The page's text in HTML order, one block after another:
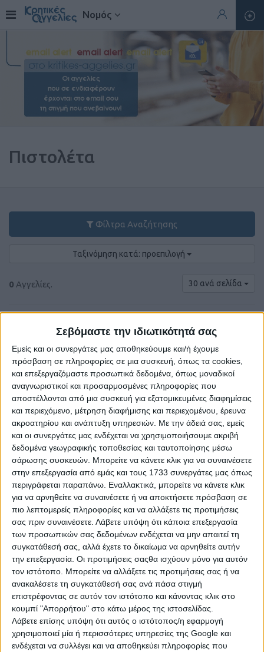
Σεβόμαστε την ιδιωτικότητά σας
Εμείς και οι συνεργάτες μας αποθηκεύουμε και/ή έχουμε
πρόσβαση σε πληροφορίες σε μια συσκευή, όπως τα cookies,
και επεξεργαζόμαστε προσωπικά δεδομένα, όπως μοναδικοί
αναγνωριστικοί και προσαρμοσμένες πληροφορίες που
αποστέλλονται από μια συσκευή για εξατομικευμένες διαφημίσεις
και περιεχόμενο, μέτρηση διαφήμισης και περιεχομένου, έρευνα
ακροατηρίου και ανάπτυξη υπηρεσιών. Με την άδειά σας, εμείς
και οι συνεργάτες μας ενδέχεται να χρησιμοποιήσουμε ακριβή
δεδομένα γεωγραφικής τοποθεσίας και ταυτοποίησης μέσω
σάρωσης συσκευών. Μπορείτε να κάνετε κλικ για να συναινέσετε
στην επεξεργασία από εμάς και τους 1733 συνεργάτες μας όπως
περιγράφεται παραπάνω. Εναλλακτικά, μπορείτε να κάνετε κλικ
για να αρνηθείτε να συναινέσετε ή να αποκτήσετε πρόσβαση σε
πιο λεπτομερείς πληροφορίες και να αλλάξετε τις προτιμήσεις
σας πριν συναινέσετε. Λάβετε υπόψη ότι κάποια επεξεργασία
των προσωπικών σας δεδομένων ενδέχεται να μην απαιτεί τη
συγκατάθεσή σας, αλλά έχετε το δικαίωμα να αρνηθείτε αυτήν
την επεξεργασία. Οι προτιμήσεις σαςθα ισχύουν μόνο για αυτόν
τον ιστότοπο. Μπορείτε να αλλάξετε τις προτιμήσεις σας ή να
ανακαλέσετε τη συγκατάθεσή σας ανά πάσα στιγμή
επιστρέφοντας σε αυτόν τον ιστότοπο και κάνοντας κλικ στο
κουμπί "Απορρήτου" στο κάτω μέρος της ιστοσελίδας.
Λάβετε επίσης υπόψη ότι αυτός ο ιστότοπος/η εφαρμογή
χρησιμοποιεί μία ή περισσότερες υπηρεσίες της Google και
ενδέχεται να συλλέγει και να αποθηκεύει πληροφορίες που
Νομός
Πιστολέτα
Φίλτρα Αναζήτησης
Ταξινόμηση κατά: προεπιλογή
0 Αγγελίες. 30 ανά σελίδα
Δε βρέθηκαν αγγελίες σύμφωνα με τα
κριτήρια αναζήτησής σας.
Δοκιμάστε να καθαρίσετε όλα τα υπάρχοντα φίλτρα
αναζήτησης.